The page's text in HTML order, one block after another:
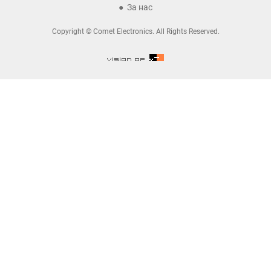
За нас
Copyright © Comet Electronics. All Rights Reserved.